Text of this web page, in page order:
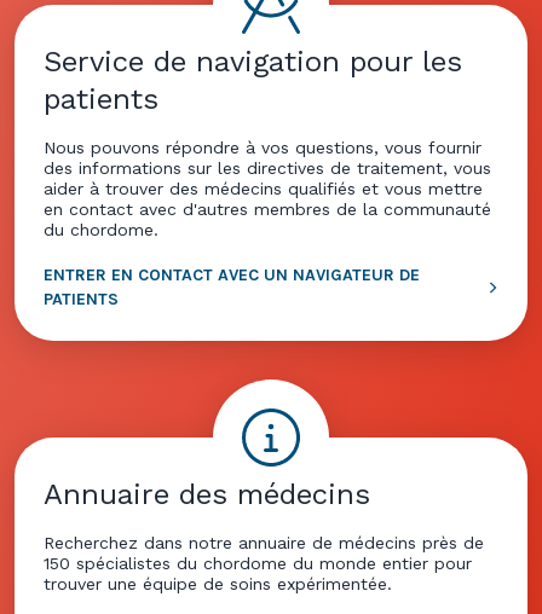
Service de navigation pour les
patients
Nous pouvons répondre à vos questions, vous fournir
des informations sur les directives de traitement, vous
aider à trouver des médecins qualifiés et vous mettre
en contact avec d'autres membres de la communauté
du chordome.
ENTRER EN CONTACT AVEC UN NAVIGATEUR DE
PATIENTS
Annuaire des médecins
Recherchez dans notre annuaire de médecins près de
150 spécialistes du chordome du monde entier pour
trouver une équipe de soins expérimentée.